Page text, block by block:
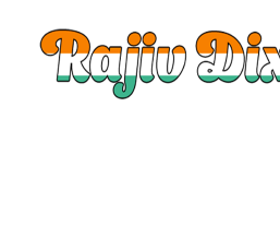
Dixit
Rajiv